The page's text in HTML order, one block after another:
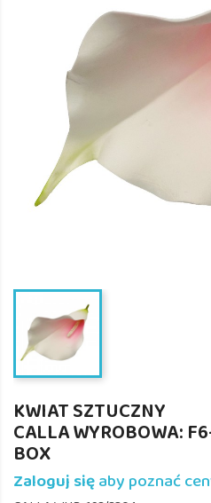
KWIAT SZTUCZNY
CALLA WYROBOWA:
BOX
Zaloguj sięaby poznać